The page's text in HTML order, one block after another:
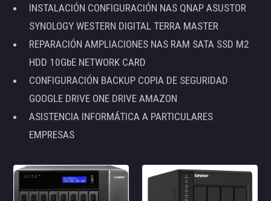
INSTALACIÓN CONFIGURACIÓN NAS QNAP ASUSTOR
SYNOLOGY WESTERN DIGITAL TERRA MASTER
REPARACIÓN AMPLIACIONES NAS RAM SATA SSD M2
HDD 10GbE NETWORK CARD
CONFIGURACIÓN BACKUP COPIA DE SEGURIDAD
GOOGLE DRIVE ONE DRIVE AMAZON
ASISTENCIA INFORMÁTICA A PARTICULARES
EMPRESAS